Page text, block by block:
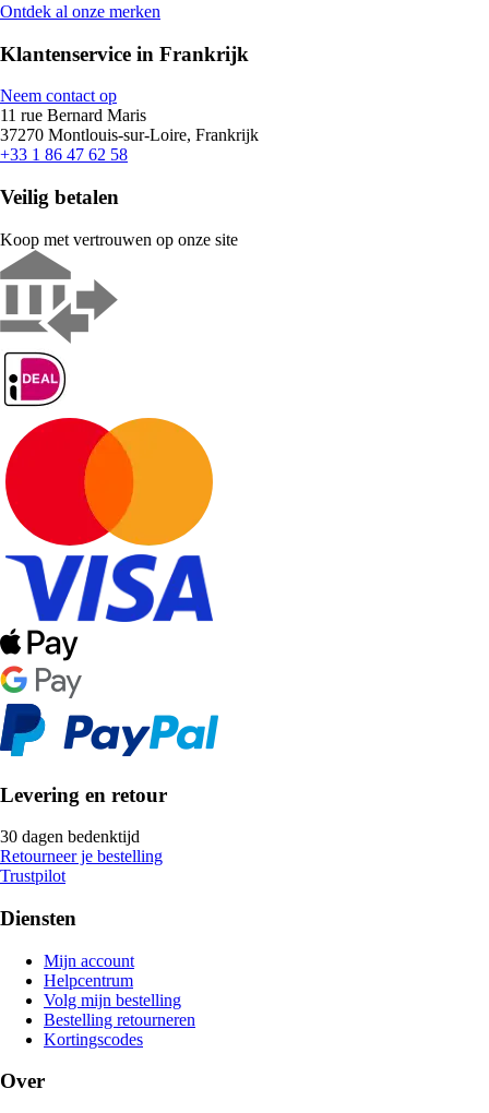
Ontdek al onze merken
Klantenservice in Frankrijk
Neem contact op
11 rue Bernard Maris
37270 Montlouis-sur-Loire, Frankrijk
+33 1 86 47 62 58
Veilig betalen
Koop met vertrouwen op onze site
Levering en retour
30 dagen bedenktijd
Retourneer je bestelling
Trustpilot
Diensten
Mijn account
Helpcentrum
Volg mijn bestelling
Bestelling retourneren
Kortingscodes
Over